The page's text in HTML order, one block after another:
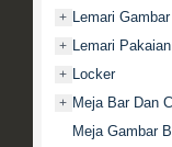
+ Lemari Gambar
+ Lemari Pakaian
+ Locker
+ Meja Bar Dan
Meja Gambar